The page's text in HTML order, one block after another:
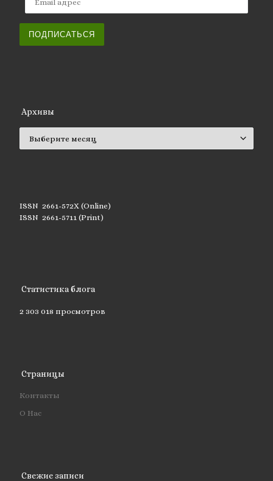
ПОДПИСАТЬСЯ
Архивы
ISSN 2661-572X (Online)
ISSN 2661-5711 (Print)
Статистика блога
2 303 018 просмотров
Страницы
Контакты
О Нас
Свежие записи